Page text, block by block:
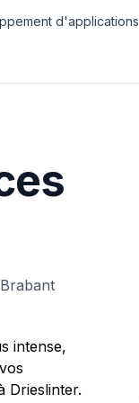
d'applications
intense,
Drieslinter.